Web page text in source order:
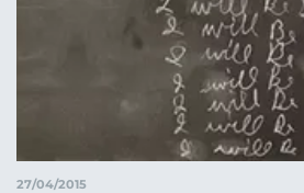
27/04/2015